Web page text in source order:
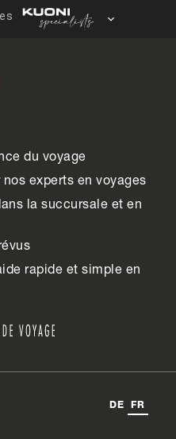
du voyage
experts en voyages
la succursale et en
rapide et simple en
DE FR